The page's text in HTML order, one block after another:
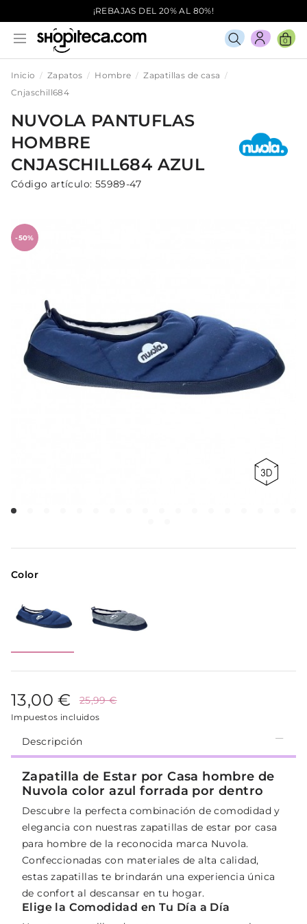
¡REBAJAS DEL 20% AL 80%!
0
Inicio Zapatos Hombre
Zapatillas de casa
Cnjaschill684
NUVOLA PANTUFLAS
HOMBRE
CNJASCHILL684 AZUL
Código artículo: 55989-47
-50%
Color
13,00 € 25,99 €
Impuestos incluidos
Descripción
Zapatilla de Estar por Casa hombre de
Nuvola color azul forrada por dentro
Descubre la perfecta combinación de comodidad y
elegancia con nuestras zapatillas de estar por casa
para hombre de la reconocida marca Nuvola.
Confeccionadas con materiales de alta calidad,
estas zapatillas te brindarán una experiencia única
de confort al descansar en tu hogar.
Elige la Comodidad en Tu Día a Día